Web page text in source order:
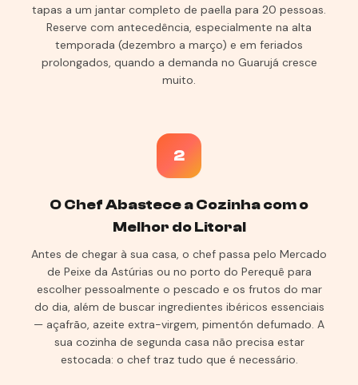
tapas a um jantar completo de paella para 20 pessoas.
Reserve com antecedência, especialmente na alta
temporada (dezembro a março) e em feriados
prolongados, quando a demanda no Guarujá cresce
muito.
2
O Chef Abastece a Cozinha com o
Melhor do Litoral
Antes de chegar à sua casa, o chef passa pelo Mercado
de Peixe da Astúrias ou no porto do Perequê para
escolher pessoalmente o pescado e os frutos do mar
do dia, além de buscar ingredientes ibéricos essenciais
— açafrão, azeite extra-virgem, pimentón defumado. A
sua cozinha de segunda casa não precisa estar
estocada: o chef traz tudo que é necessário.